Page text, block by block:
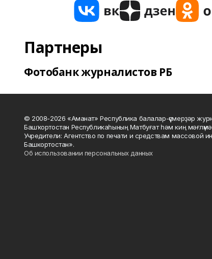
Партнеры
Фотобанк журналистов РБ
© 2008-2026 «Аманат» Республика балалар-үҫмерҙәр
Башҡортостан Республикаһының Матбуғат һәм киң
Учредители: Агентство по печати и средствам массовой
Башкортостан».
Об использовании персональных данных